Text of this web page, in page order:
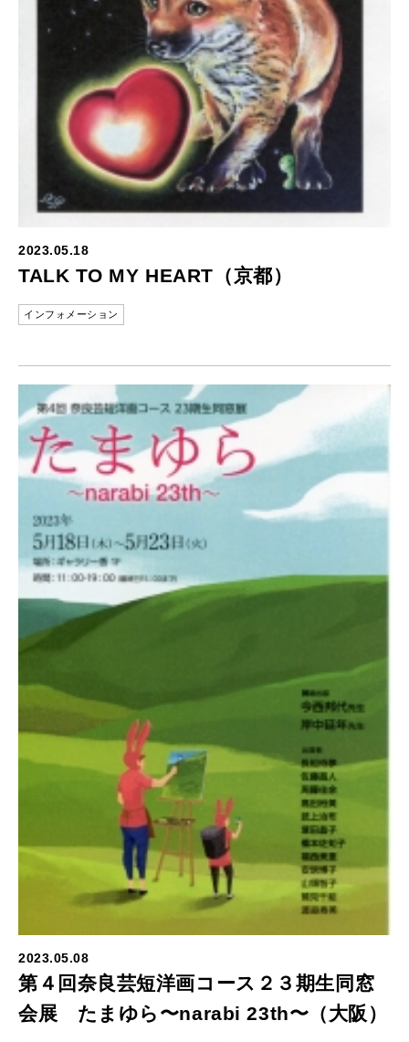
2023.05.18
TALK TO MY HEART（京都）
インフォメーション
2023.05.08
第４回奈良芸短洋画コース２３期生同窓
会展 たまゆら〜narabi 23th〜（大阪）